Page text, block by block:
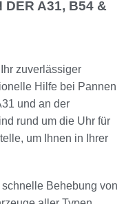
DER A31, B54 &
zuverlässiger
Hilfe bei Pannen
und an der
rund um die Uhr für
um Ihnen in Ihrer
Behebung von